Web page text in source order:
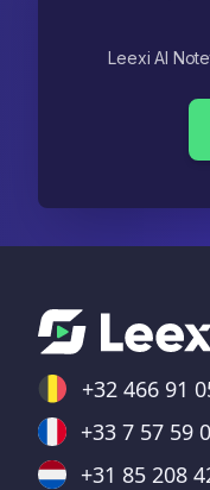
Leexi AI
+32 466 91
+33 7 57 59
+31 85 208